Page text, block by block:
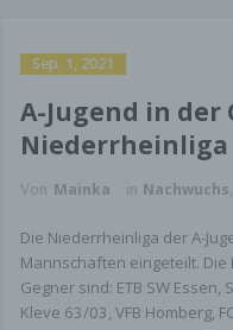
Sep. 1, 2021
A-Jugend in der
Niederrheinliga
Von Mainka in Nachwuchs,
Die Niederrheinliga der A-
Mannschaften eingeteilt.
Gegner sind: ETB SW Essen,
Kleve 63/03, VFB Homberg,